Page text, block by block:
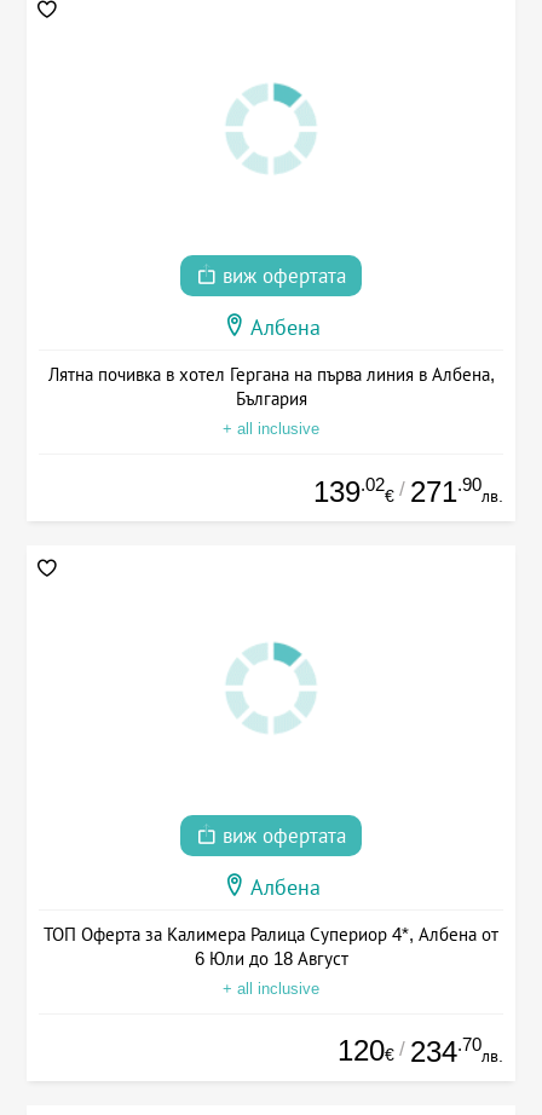
виж офертата
Албена
Лятна почивка в хотел Гергана на първа линия в Албена,
България
+ all inclusive
139.02
€ / 271.90
лв.
виж офертата
Албена
ТОП Оферта за Калимера Ралица Супериор 4*, Албена от
6 Юли до 18 Август
+ all inclusive
120€ / 234.70
лв.